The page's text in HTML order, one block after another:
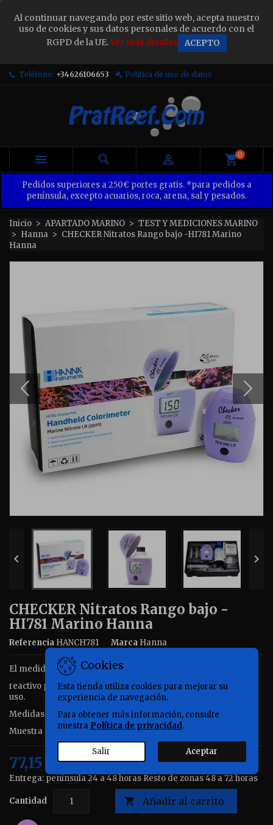
Al continuar navegando por este sitio web, acepta nuestro
uso de cookies y sus datos personales de acuerdo con el
RGPD de la UE.Ver más detalles ACEPTO
Teléfono: +34626106653 Política de uso de datos
   0
Pedidos superiores a 250€ portes gratis. *para pedidos a
península, excepto acuarios, roca, arena, sal y pesados.
Inicio APARTADO MARINO
TEST Y MEDICIONES MARINO
Hanna
CHECKER Nitratos Rango bajo -HI781 Marino
Hanna
 
CHECKER Nitratos Rango bajo -
HI781 Marino Hanna
Referencia HANCH781 Marca Hanna
El medidor de bolsillo de Nitratos, Checker HANNA HI781,
reactivo para 25 tests, batería, instrucciones y guía rápida de
uso.
Medidas precisas y sencillas
Muestra directa en pantalla del valor de Nitratos
77,15 €
Impuestos incluidos
Entrega: península 24 a 48 horas Resto de zonas 48 a 72 horas
Cantidad  Añadir al carrito
Cookies
Esta tienda utiliza cookies para mejorar su
experiencia de navegación.
Para obtener más información, consulte
nuestra Política de privacidad.
Salir Aceptar
Sign in
You need to be logged in to save products in your wish list.